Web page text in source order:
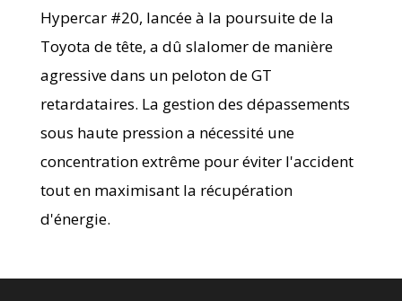
Hypercar #20, lancée à la poursuite de la
Toyota de tête, a dû slalomer de manière
agressive dans un peloton de GT
retardataires. La gestion des dépassements
sous haute pression a nécessité une
concentration extrême pour éviter l'accident
tout en maximisant la récupération
d'énergie.